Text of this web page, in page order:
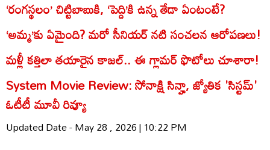
‘రంగస్థలం’ చిట్టిబాబుకి, ‘పెద్ది’కి ఉన్న తేడా ఏంటంటే?
‘అమ్మ’కు ఏమైంది? మరో సీనియర్ నటి సంచలన ఆరోపణలు!
మళ్లీ కత్తిలా తయారైన కాజల్.. ఈ గ్లామర్ ఫొటోలు చూశారా!
System Movie Review: సోనాక్షి సిన్హా, జ్యోతిక 'సిస్టమ్‌'
ఓటీటీ మూవీ రివ్యూ
Updated Date - May 28 , 2026 | 10:22 PM